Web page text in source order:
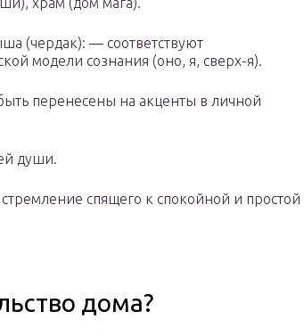
(чердак): — соответствуют
модели сознания (оно, я, сверх-я).
перенесены на акценты в личной
души.
спящего к спокойной и простой
дома?